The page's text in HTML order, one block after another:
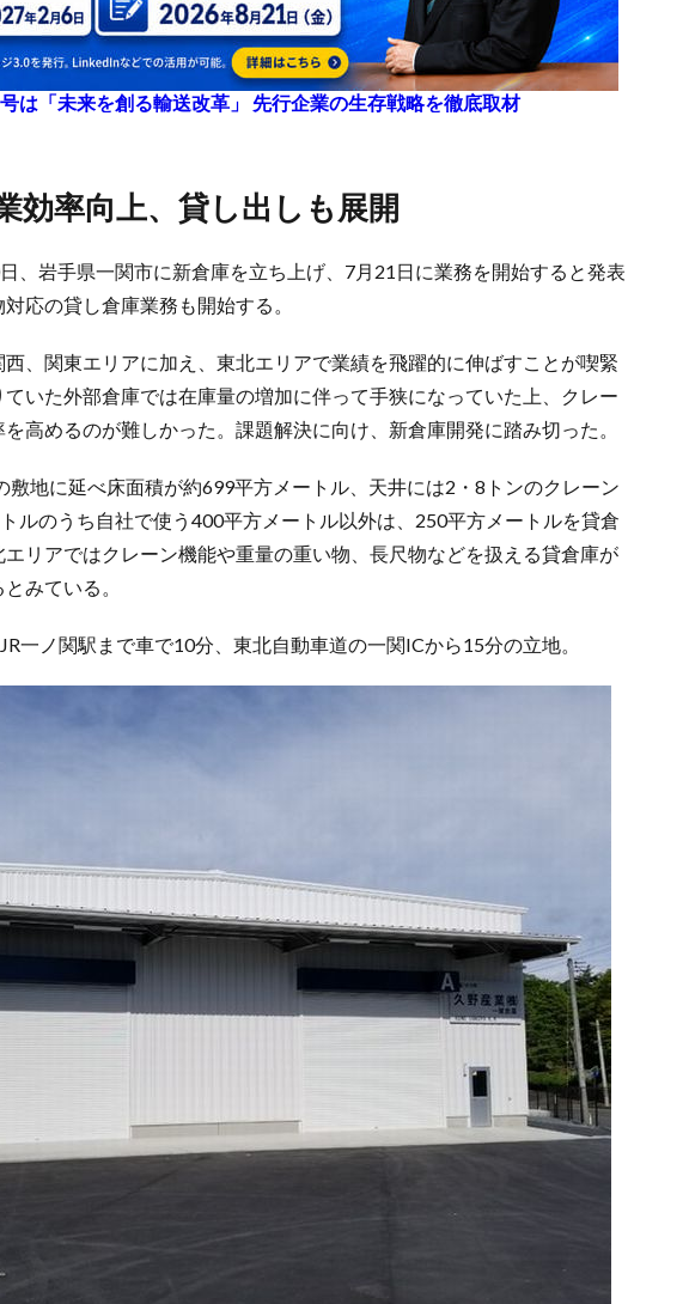
は「未来を創る輸送改革」 先行企業の生存戦略を徹底取材
業効率向上、貸し出しも展開
、岩手県一関市に新倉庫を立ち上げ、7月21日に業務を開始すると発表
応の貸し倉庫業務も開始する。
、関東エリアに加え、東北エリアで業績を飛躍的に伸ばすことが喫緊
いた外部倉庫では在庫量の増加に伴って手狭になっていた上、クレー
高めるのが難しかった。課題解決に向け、新倉庫開発に踏み切った。
敷地に延べ床面積が約699平方メートル、天井には2・8トンのクレーン
ルのうち自社で使う400平方メートル以外は、250平方メートルを貸倉
リアではクレーン機能や重量の重い物、長尺物などを扱える貸倉庫が
みている。
一ノ関駅まで車で10分、東北自動車道の一関ICから15分の立地。